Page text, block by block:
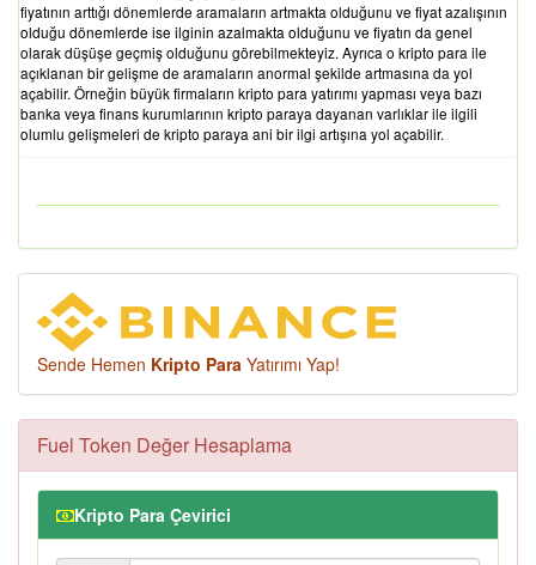
fiyatının arttığı dönemlerde aramaların artmakta olduğunu ve fiyat azalışının
olduğu dönemlerde ise ilginin azalmakta olduğunu ve fiyatın da genel
olarak düşüşe geçmiş olduğunu görebilmekteyiz. Ayrıca o kripto para ile
açıklanan bir gelişme de aramaların anormal şekilde artmasına da yol
açabilir. Örneğin büyük firmaların kripto para yatırımı yapması veya bazı
banka veya finans kurumlarının kripto paraya dayanan varlıklar ile ilgili
olumlu gelişmeleri de kripto paraya ani bir ilgi artışına yol açabilir.
Sende Hemen Kripto Para Yatırımı Yap!
Fuel Token Değer Hesaplama
Kripto Para Çevirici